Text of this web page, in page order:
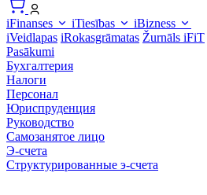
iFinanses iTiesības
iBizness
iVeidlapas iRokasgrāmatas Žurnāls iFiT
Pasākumi
Бухгалтерия
Налоги
Персонал
Юриспруденция
Руководство
Самозанятое лицо
Э-счета
Структурированные э-счета